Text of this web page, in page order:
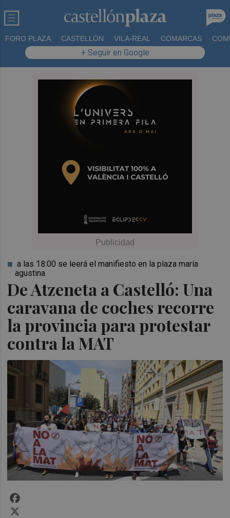
FORO PLAZA CASTELLÓN VILA-REAL COMARCAS
+ Seguir en Google
De Atzeneta a Castelló: Una
caravana de coches recorre
la provincia para protestar
contra la MAT
a las 18:00 se leerá el manifiesto en la plaza maría
agustina